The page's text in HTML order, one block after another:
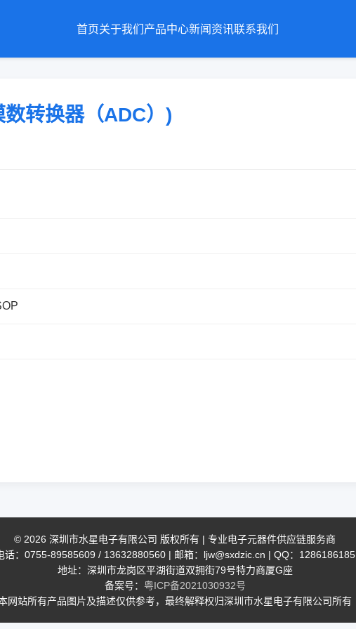
首页关于我们 产品中心新闻资讯联系我们
转换器（ADC）)
© 2026 深圳市水星电子有限公司 版权所有 | 专业电子元器件供应链服务商
话：0755-89585609 / 13632880560 | 邮箱：ljw@sxdzic.cn | QQ：1286186185
地址：深圳市龙岗区平湖街道双拥街79号特力商厦G座
备案号： 粤ICP备2021030932号
网站所有产品图片及描述仅供参考，最终解释权归深圳市水星电子有限公司所有